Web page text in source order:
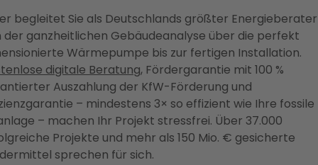
begleitet Sie als Deutschlands größter Energieberater
der ganzheitlichen Gebäudeanalyse über die perfekt
Wärmepumpe bis zur fertigen Installation.
digitale Beratung, Fördergarantie mit 100 %
Auszahlung der KfW-Förderung und
– mindestens 3× so effizient wie Ihre fossile
– machen Ihr Projekt stressfrei. Über 37.000
Projekte und mehr als 150 Mio. € gesicherte
sprechen für sich.